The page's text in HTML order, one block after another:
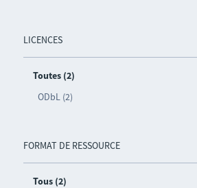
LICENCES
Toutes (2)
ODbL (2)
FORMAT DE RESSOURCE
Tous (2)